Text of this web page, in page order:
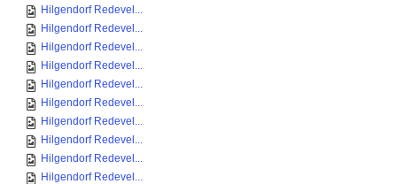
Hilgendorf Redevel...
Hilgendorf Redevel...
Hilgendorf Redevel...
Hilgendorf Redevel...
Hilgendorf Redevel...
Hilgendorf Redevel...
Hilgendorf Redevel...
Hilgendorf Redevel...
Hilgendorf Redevel...
Hilgendorf Redevel...